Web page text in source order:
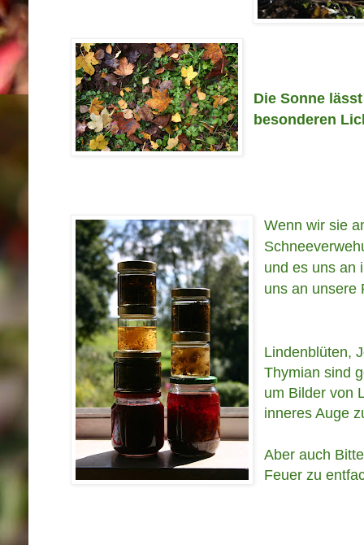
Die Sonne
besonderen
Wenn wir sie
und es uns an
uns an unsere
Lindenblüten,
Thymian sind
um Bilder von
inneres Auge
Aber auch
Feuer zu